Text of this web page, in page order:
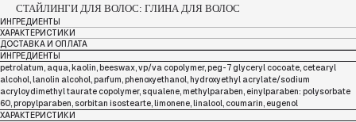
СТАЙЛИНГИ ДЛЯ ВОЛОС: ГЛИНА ДЛЯ ВОЛОС
ИНГРЕДИЕНТЫ
ХАРАКТЕРИСТИКИ
ДОСТАВКА И ОПЛАТА
ИНГРЕДИЕНТЫ
petrolatum, aqua, kaolin, beeswax, vp/va copolymer, peg-7 glyceryl cocoate, cetearyl
alcohol, lanolin alcohol, parfum, phenoxyethanol, hydroxyethyl acrylate/sodium
acryloydimethyl taurate copolymer, squalene, methylparaben, einylparaben: polysorbate
60, propylparaben, sorbitan isostearte, limonene, linalool, coumarin, eugenol
ХАРАКТЕРИСТИКИ